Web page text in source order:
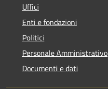
Uffici
Enti e fondazioni
Politici
Personale Amministrativo
Documenti e dati